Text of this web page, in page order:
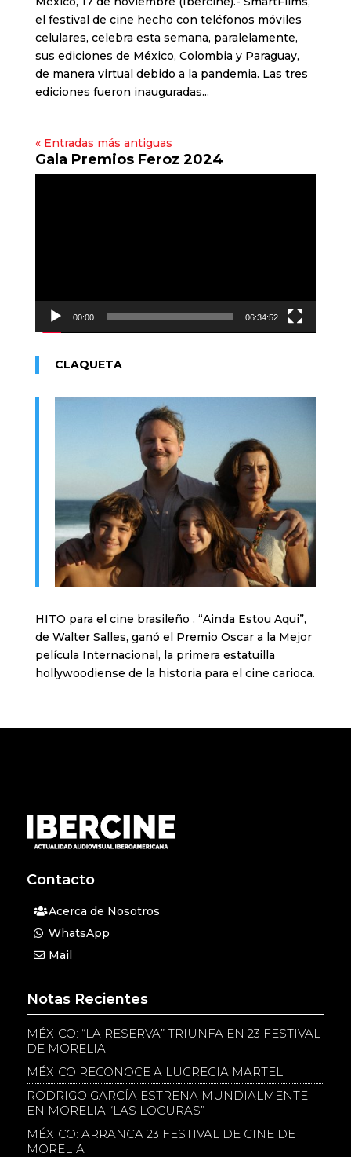
el festival de cine hecho con teléfonos móviles
celulares, celebra esta semana, paralelamente,
sus ediciones de México, Colombia y Paraguay,
de manera virtual debido a la pandemia. Las tres
ediciones fueron inauguradas...
« Entradas más antiguas
Gala Premios Feroz 2024
00:00 06:34:52
CLAQUETA
HITO para el cine brasileño . “Ainda Estou Aqui”,
de Walter Salles, ganó el Premio Oscar a la Mejor
película Internacional, la primera estatuilla
hollywoodiense de la historia para el cine carioca.
Contacto
Acerca de Nosotros
WhatsApp
Mail
Notas Recientes
MÉXICO: “LA RESERVA” TRIUNFA EN 23 FESTIVAL
DE MORELIA
MÉXICO RECONOCE A LUCRECIA MARTEL
RODRIGO GARCÍA ESTRENA MUNDIALMENTE
EN MORELIA “LAS LOCURAS”
MÉXICO: ARRANCA 23 FESTIVAL DE CINE DE
MORELIA